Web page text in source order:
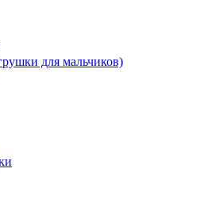
для мальчиков)